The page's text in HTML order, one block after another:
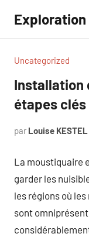
contenu
Uncategorized
Installation
étapes
par Louise KESTEL
La moustiquaire
garder les
les régions où
sont